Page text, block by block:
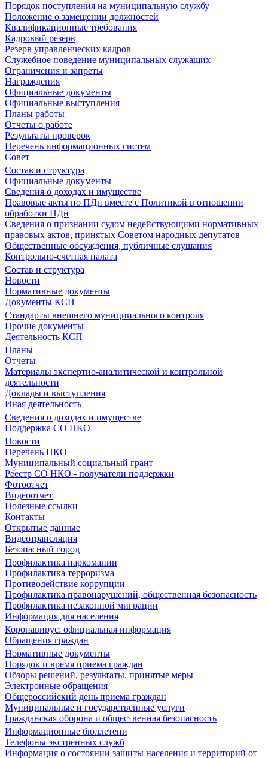
Порядок поступления на муниципальную службу
Положение о замещении должностей
Квалификационные требования
Кадровый резерв
Резерв управленческих кадров
Служебное поведение муниципальных служащих
Ограничения и запреты
Награждения
Официальные документы
Официальные выступления
Планы работы
Отчеты о работе
Результаты проверок
Перечень информационных систем
Совет
Состав и структура
Официальные документы
Сведения о доходах и имуществе
Правовые акты по ПДн вместе с Политикой в отношении
обработки ПДн
Сведения о признании судом недействующими нормативных
правовых актов, принятых Советом народных депутатов
Общественные обсуждения, публичные слушания
Контрольно-счетная палата
Состав и структура
Новости
Нормативные документы
Документы КСП
Стандарты внешнего муниципального контроля
Прочие документы
Деятельность КСП
Планы
Отчеты
Материалы экспертно-аналитической и контрольной
деятельности
Доклады и выступления
Иная деятельность
Сведения о доходах и имуществе
Поддержка СО НКО
Новости
Перечень НКО
Муниципальный социальный грант
Реестр СО НКО - получатели поддержки
Фотоотчет
Видеоотчет
Полезные ссылки
Контакты
Открытые данные
Видеотрансляция
Безопасный город
Профилактика наркомании
Профилактика терроризма
Противодействие коррупции
Профилактика правонарушений, общественная безопасность
Профилактика незаконной миграции
Информация для населения
Коронавирус: официальная информация
Обращения граждан
Нормативные документы
Порядок и время приема граждан
Обзоры решений, результаты, принятые меры
Электронные обращения
Общероссийский день приема граждан
Муниципальные и государственные услуги
Гражданская оборона и общественная безопасность
Информационные бюллетени
Телефоны экстренных служб
Информация о состоянии защиты населения и территорий от